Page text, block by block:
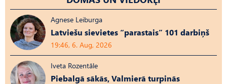
Agnese Leiburga
Latviešu sievietes “parastais” 101 darbiņš
19:46, 6. Aug, 2026
Iveta Rozentāle
Piebalgā sākās, Valmierā turpinās